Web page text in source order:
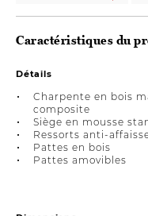
Caractéristiques du
Détails
Charpente en bois
composite
Siège en mousse
Ressorts anti-
Pattes en bois
Pattes amovibles